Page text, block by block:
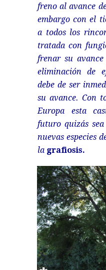
freno al avance
embargo con el
a todos los
tratada con
frenar su
eliminación de
debe de ser
su avance. Con
Europa esta
futuro quizás
nuevas especies
la grafiosis.